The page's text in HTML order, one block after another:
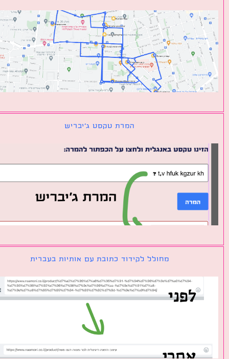
המרת טקסט ג׳יבריש
מחולל לקידוד כתובת עם אותיות בעברית